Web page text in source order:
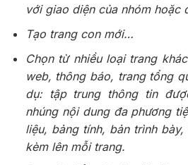
với giao diện của nhóm hoặc
Tạo trang con mới…
Chọn từ nhiều loại trang
web, thông báo, trang tổng
dụ: tập trung thông tin
nhúng nội dung đa phương
liệu, bảng tính, bản trình
kèm lên mỗi trang.